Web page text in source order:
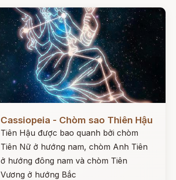
Cassiopeia - Chòm sao Thiên Hậu
Tiên Hậu được bao quanh bởi chòm
Tiên Nữ ở hướng nam, chòm Anh Tiên
ở hướng đông nam và chòm Tiên
Vương ở hướng Bắc